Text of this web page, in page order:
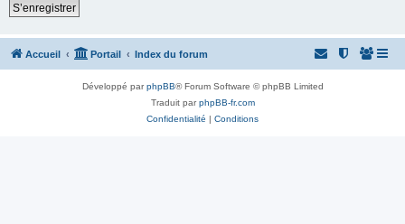
S’enregistrer
Accueil Portail Index du forum
Développé parphpBB® Forum Software © phpBB Limited
Traduit parphpBB-fr.com
Confidentialité | Conditions